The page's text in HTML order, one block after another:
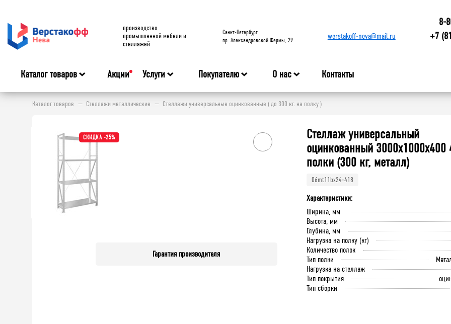
производство
промышленной мебели и
стеллажей
Cанкт-Петербург
пр. Александровской Фермы, 29
werstakoff-neva@mail.ru
8-
+7
Каталог товаров Акции Услуги Покупателю О нас Контакты
Каталог товаров Стеллажи металлические Стеллажи универсальные оцинкованные ( до 300 кг. на полку )
СКИДКА -25%
Гарантия производителя
Стеллаж универсальный
оцинкованный 3000x1000x400
полки (300 кг, металл)
06mt11bx24-418
Характеристики:
Ширина, мм
Высота, мм
Глубина, мм
Нагрузка на полку (кг)
Количество полок
Тип полки
Нагрузка на стеллаж
Тип покрытия
Тип сборки